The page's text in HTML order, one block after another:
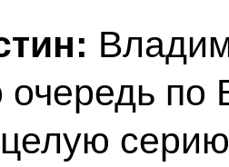
очередь